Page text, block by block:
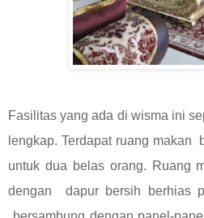
Fasilitas yang ada di wisma ini
lengkap. Terdapat ruang makan
untuk dua belas orang. Ruang
dengan dapur bersih berhias